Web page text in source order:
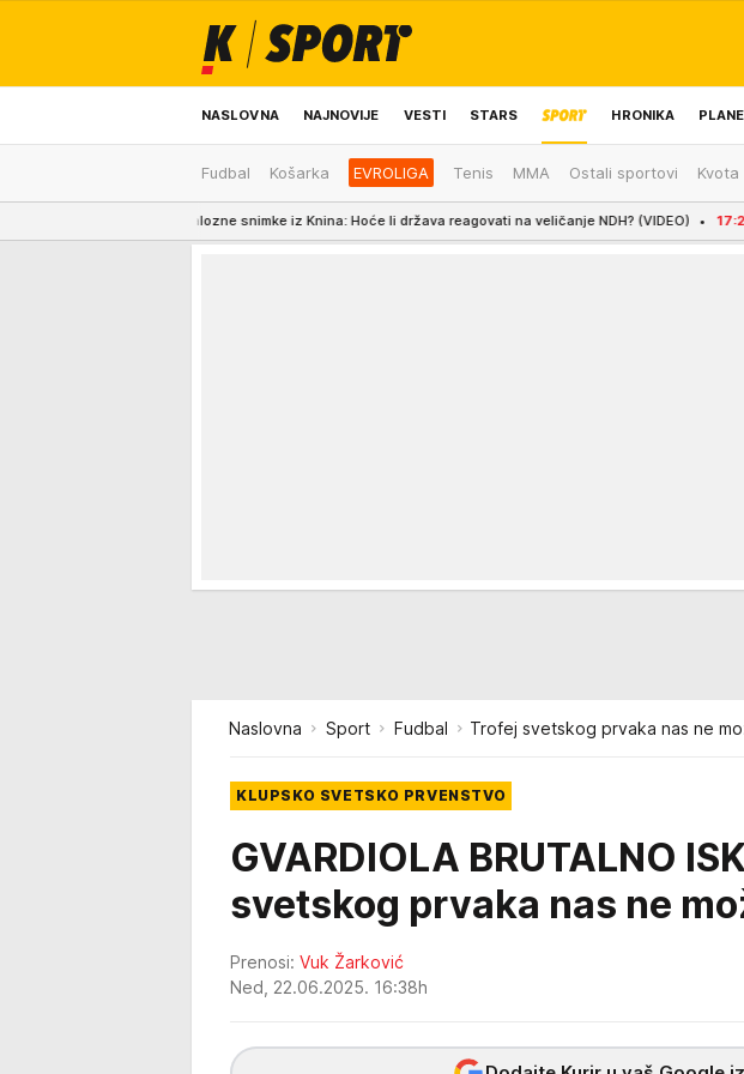
NASLOVNA NAJNOVIJE VESTI STARS HRONIKA
ODRŽIVA BUDUĆNOST REGION NEWS IZBOR UREDNIKA
Fudbal Košarka EVROLIGA Tenis MMA Ostali sportovi Kvota
skandalozne snimke iz Knina: Hoće li država reagovati na veličanje NDH? (VIDEO) 17:28 Direktorka
Naslovna Sport Fudbal Trofej svetskog prvaka nas ne
KLUPSKO SVETSKO PRVENSTVO
GVARDIOLA BRUTALNO
svetskog prvaka nas ne
Prenosi: Vuk Žarković
Ned, 22.06.2025. 16:38h